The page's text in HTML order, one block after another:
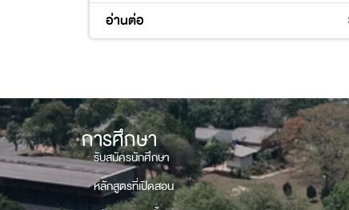
อ่านต่อ
การศึกษา
รับสมัครนักศึกษา
หลักสูตรที่เปิดสอน